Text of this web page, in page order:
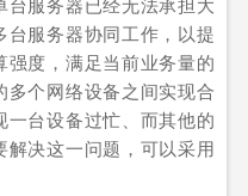
服务器协同工作，以提
度，满足当前业务量的
个网络设备之间实现合
台设备过忙、而其他的
决这一问题，可以采用